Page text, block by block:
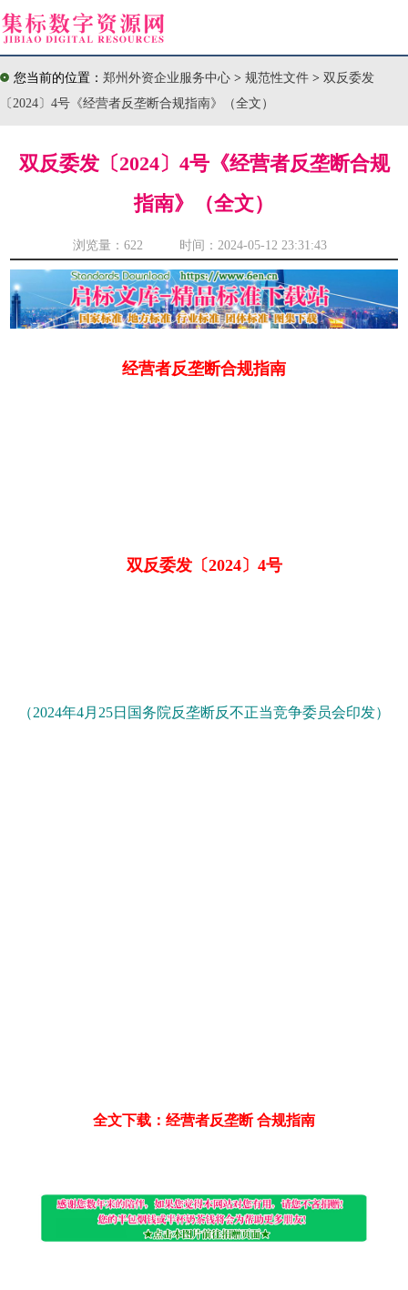
您当前的位置： 郑州外资企业服务中心 > 规范性文件 > 双反委发
〔2024〕4号《经营者反垄断合规指南》（全文）
双反委发〔2024〕4号《经营者反垄断合规
指南》（全文）
浏览量： 622 时间：2024-05-12 23:31:43
经营者反垄断合规指南
双反委发〔2024〕4号
（2024年4月25日国务院反垄断反不正当竞争委员会印发）
全文下载：经营者反垄断 合规指南